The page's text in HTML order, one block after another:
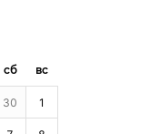
сб вс
30 1